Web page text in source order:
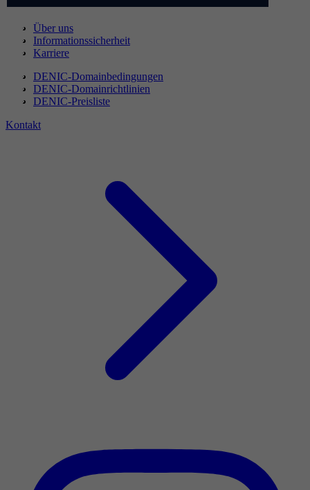
Über uns
Informationssicherheit
Karriere
DENIC-Domainbedingungen
DENIC-Domainrichtlinien
DENIC-Preisliste
Kontakt